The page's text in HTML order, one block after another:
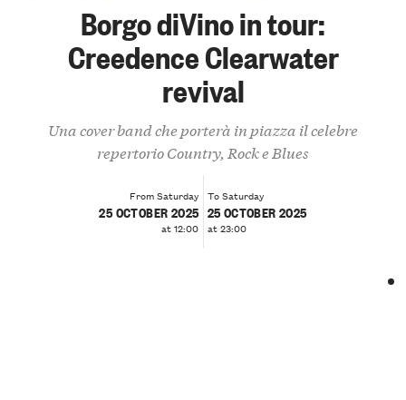
Borgo diVino in tour:
Creedence Clearwater
revival
Una cover band che porterà in piazza il celebre
repertorio Country, Rock e Blues
From Saturday
25 OCTOBER 2025
at 12:00
To Saturday
25 OCTOBER 2025
at 23:00